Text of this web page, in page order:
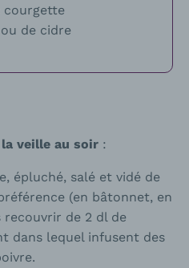
courgette
de cidre
veille au soir :
épluché, salé et vidé de
(en bâtonnet, en
recouvrir de 2 dl de
dans lequel infusent des